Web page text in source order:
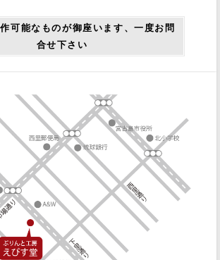
可能なものが御座います、一度お問
合せ下さい